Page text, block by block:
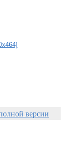
версии